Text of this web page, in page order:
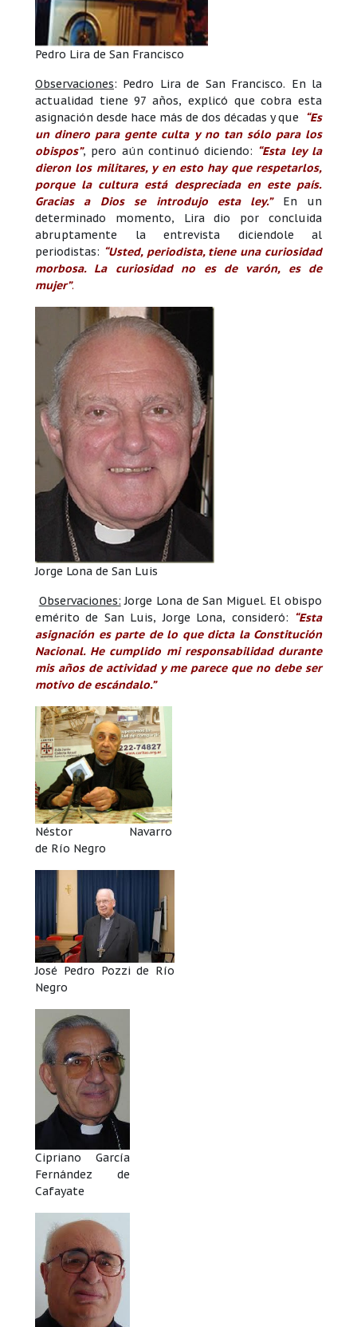
Pedro Lira de San Francisco
Observaciones: Pedro Lira de San Francisco. En la
actualidad tiene 97 años, explicó que cobra esta
asignación desde hace más de dos décadas y que
“Es
un dinero para gente culta y no tan sólo para los
obispos”, pero aún continuó diciendo: “Esta ley la
dieron los militares, y en esto hay que respetarlos,
porque la cultura está despreciada en este país.
Gracias a Dios se introdujo esta ley.”
En un
determinado momento, Lira dio por concluida
abruptamente la entrevista diciendole al
periodistas: “Usted, periodista, tiene una curiosidad
morbosa. La curiosidad no es de varón, es de
mujer”.
Jorge Lona de San Luis
Observaciones: Jorge Lona de San Miguel. El obispo
emérito de San Luis, Jorge Lona, consideró: “Esta
asignación es parte de lo que dicta la Constitución
Nacional. He cumplido mi responsabilidad durante
mis años de actividad y me parece que no debe ser
motivo de escándalo.”
Néstor Navarro
de Río Negro
José Pedro Pozzi de Río
Negro
Cipriano García
Fernández de
Cafayate